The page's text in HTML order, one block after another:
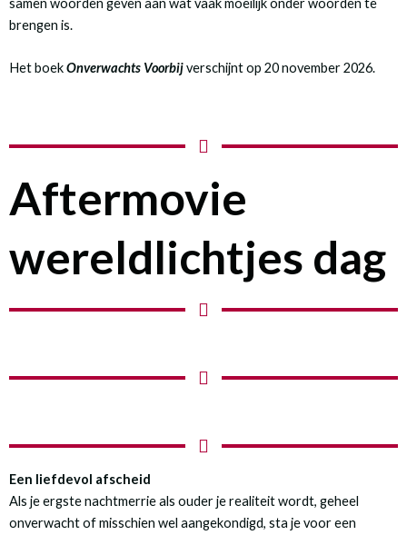
samen woorden geven aan wat vaak moeilijk onder woorden te
brengen is.
Het boekOnverwachts Voorbijverschijnt op 20 november 2026.
Aftermovie
wereldlichtjes dag
Een liefdevol afscheid
Als je ergste nachtmerrie als ouder je realiteit wordt, geheel
onverwacht of misschien wel aangekondigd, sta je voor een